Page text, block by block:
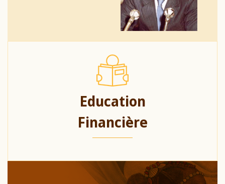
Education
Financière